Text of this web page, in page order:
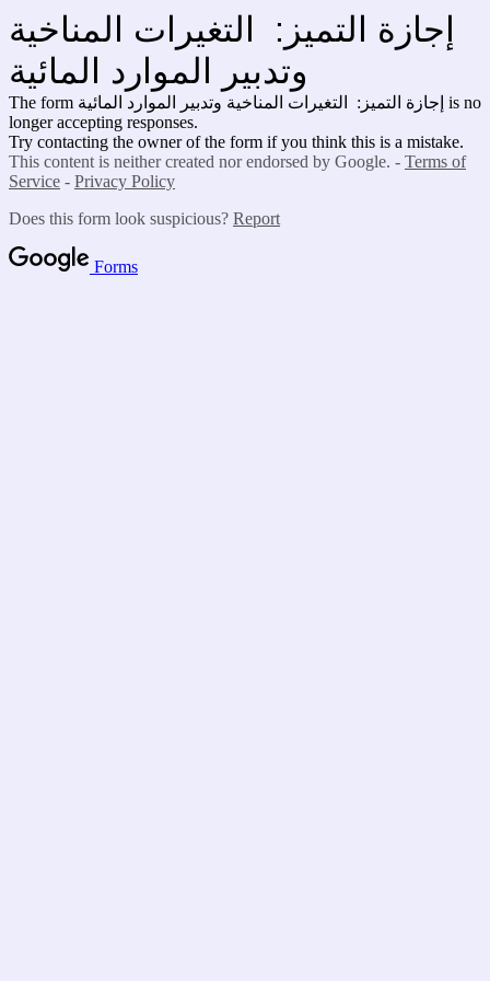
إجازة التميز: التغيرات المناخية
وتدبير الموارد المائية
The form إجازة التميز: التغيرات المناخية وتدبير الموارد المائية is no
longer accepting responses.
Try contacting the owner of the form if you think this is a mistake.
This content is neither created nor endorsed by Google. - Terms of
Service - Privacy Policy
Does this form look suspicious? Report
Forms